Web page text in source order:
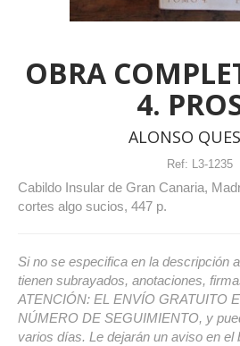
OBRA
4.
ALONSO
Ref: L3-1235
Cabildo Insular de Gran Canaria,
cortes algo sucios, 447 p.
Si no se especifica en la descripción
tienen subrayados, anotaciones,
ATENCIÓN: EL ENVÍO GRATUITO
NÚMERO DE SEGUIMIENTO, y
varios días. Le dejarán un aviso en el